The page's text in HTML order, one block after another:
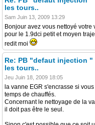
les tours..
Sam Juin 13, 2009 13:29
Bonjour avez vous nettoyé
pour le 1.9dci petit et moyen
redit moi
Re: PB "defaut injection
les tours..
Jeu Juin 18, 2009 18:05
la vanne EGR s'encrasse si
temps de chauffés.
Concernant le nettoyage de la
il doit pas être le seul.